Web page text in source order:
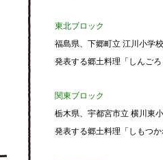
東北ブロック
福島県、下郷町立 江川小学
発表する郷土料理「しんご
関東ブロック
栃木県、宇都宮市立 横川東
発表する郷土料理「しもつ